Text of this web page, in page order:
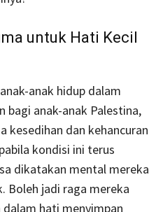
untuk Hati Kecil
anak hidup dalam
bagi anak-anak Palestina,
kesedihan dan kehancuran
kondisi ini terus
dikatakan mental mereka
Boleh jadi raga mereka
hati menyimpan